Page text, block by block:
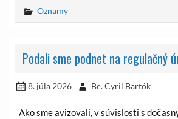
Oznamy
Podali sme podnet na regulačný
8. júla 2026 Bc. Cyril Bartók
Ako sme avizovali, v súvislosti s